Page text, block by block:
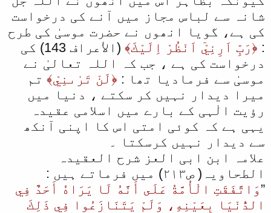
شانہ سے لباس مجاز میں آنے کی درخواست
کی ہے، گویا انھوں نے حضرت موسیٰ کی طرح
: ﴿رَبِّ اَرِنِيْٓ اَنْظُرْ اِلَيْكَ﴾
(الأعراف 143) کی
درخواست کی ہے ، جب کہ اللہ تعالیٰ نے
موسیٰ سے فرمادیا تھا : ﴿لَنْ تَرٰىنِيْ﴾ تم
میرا دیدار نہیں کر سکتے ، دنیا میں
رؤیت الٰہی کے بارے میں اسلامی عقیدہ
یہی ہے کہ کوئی امتی اس کا اپنی آنکھ
سے دیدار نہیں کرسکتا ۔
علامہ ابن ابی العز شرح العقیدہ
الطحاویہ( ص٢١٣) میں فرماتے ہیں :
”وَاتَّفَقَتِ الْأُمَّةُ عَلَى أَنَّهُ لَا يَرَاهُ أَحَدٌ فِي
الدُّنْيَا بِعَيْنِهِ، وَلَمْ يَتَنَازَعُوا فِي ذَلِكَ